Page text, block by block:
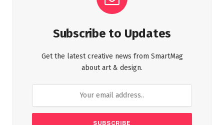
Subscribe to Updates
Get the latest creative news from SmartMag
about art & design.